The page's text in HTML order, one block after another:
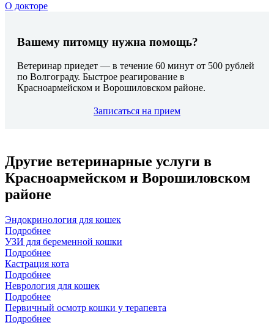
О докторе
Вашему питомцу нужна помощь?
Ветеринар приедет — в течение 60 минут от 500 рублей
по Волгограду. Быстрое реагирование в
Красноармейском и Ворошиловском районе.
Записаться на прием
Другие ветеринарные услуги в
Красноармейском и Ворошиловском
районе
Эндокринология для кошек
Подробнее
УЗИ для беременной кошки
Подробнее
Кастрация кота
Подробнее
Неврология для кошек
Подробнее
Первичный осмотр кошки у терапевта
Подробнее